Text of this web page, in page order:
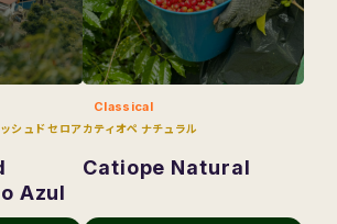
シュド セロア
Azul
Classical
カティオペ ナチュラル
Catiope Natural